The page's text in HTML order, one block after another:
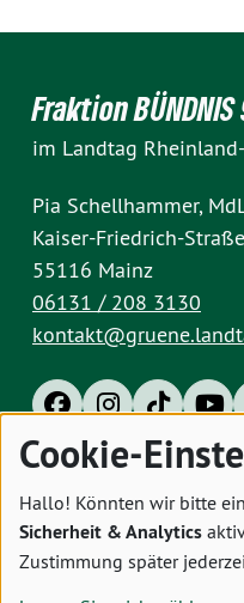
Fraktion BÜNDNIS
im Landtag
Pia Schellhammer,
Kaiser-Friedrich-
55116 Mainz
06131 / 208 3130
Impressum
Cookie-
Hallo! Könnten wir bitte
Sicherheit & Analytics
Zustimmung später